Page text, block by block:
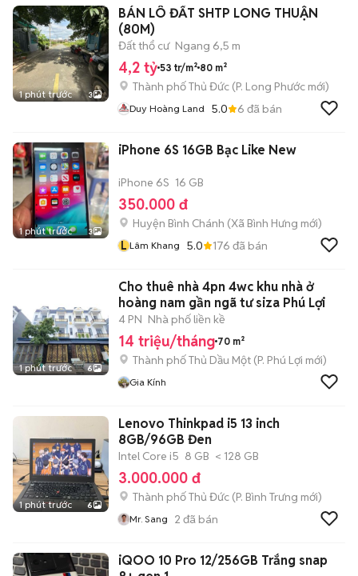
1 phút trước 3
BÁN LÔ ĐẤT SHTP LONG THUẬN
(80M)
Đất thổ cư Ngang 6,5 m
4,2 tỷ 53 tr/m² 80 m²
Thành phố Thủ Đức (P. Long Phước mới)
Duy Hoàng Land 5.0 6 đã bán
1 phút trước 3
iPhone 6S 16GB Bạc Like New
iPhone 6S 16 GB
350.000 đ
Huyện Bình Chánh (Xã Bình Hưng mới)
L Lâm Khang 5.0 176 đã bán
1 phút trước 6
Cho thuê nhà 4pn 4wc khu nhà ở
hoàng nam gần ngã tư siza Phú Lợi
4 PN Nhà phố liền kề
14 triệu/tháng 70 m²
Thành phố Thủ Dầu Một (P. Phú Lợi mới)
Gia Kính
1 phút trước 6
Lenovo Thinkpad i5 13 inch
8GB/96GB Đen
Intel Core i5 8 GB < 128 GB
3.000.000 đ
Thành phố Thủ Đức (P. Bình Trưng mới)
Mr. Sang 2 đã bán
iQOO 10 Pro 12/256GB Trắng snap